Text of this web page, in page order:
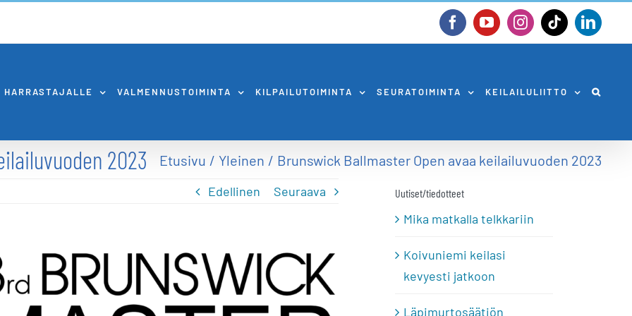
FacebookYouTubeInstagram
Tiktok
HARRASTAJALLE VALMENNUSTOIMINTA KILPAILUTOIMINTA SEURATOIMINTA KEILAILULIITTO
2023 Etusivu Yleinen Brunswick Ballmaster Open avaa keilailuvuoden 2023
Edellinen Seuraava Uutiset/tiedotteet
Mika matkalla telkkariin
Koivuniemi keilasi
kevyesti jatkoon
Läpimurtosäätiön